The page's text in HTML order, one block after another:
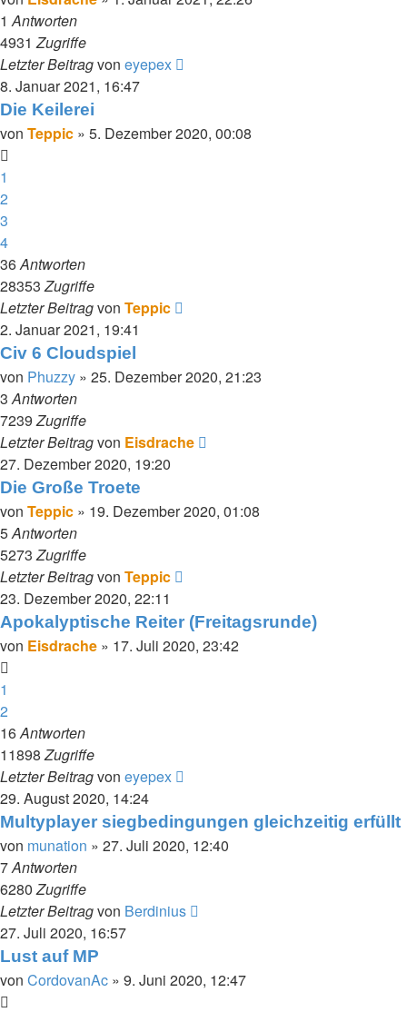
1Antworten
4931Zugriffe
Letzter Beitragvon eyepex
8. Januar 2021, 16:47
Die Keilerei
von Teppic » 5. Dezember 2020, 00:08
1
2
3
4
36Antworten
28353Zugriffe
Letzter Beitragvon Teppic
2. Januar 2021, 19:41
Civ 6 Cloudspiel
von Phuzzy » 25. Dezember 2020, 21:23
3Antworten
7239Zugriffe
Letzter Beitragvon Eisdrache
27. Dezember 2020, 19:20
Die Große Troete
von Teppic » 19. Dezember 2020, 01:08
5Antworten
5273Zugriffe
Letzter Beitragvon Teppic
23. Dezember 2020, 22:11
Apokalyptische Reiter (Freitagsrunde)
von Eisdrache » 17. Juli 2020, 23:42
1
2
16Antworten
11898Zugriffe
Letzter Beitragvon eyepex
29. August 2020, 14:24
Multyplayer siegbedingungen gleichzeitig erfüllt
von munation » 27. Juli 2020, 12:40
7Antworten
6280Zugriffe
Letzter Beitragvon Berdinius
27. Juli 2020, 16:57
Lust auf MP
von CordovanAc » 9. Juni 2020, 12:47